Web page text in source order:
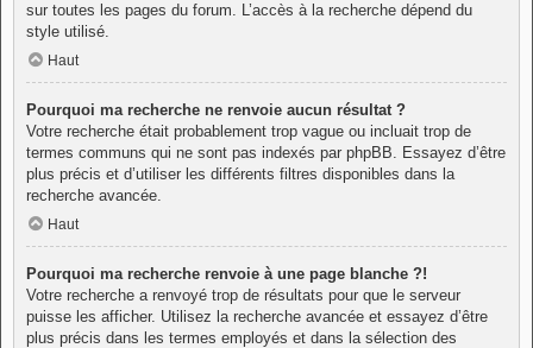
sur toutes les pages du forum. L’accès à la recherche dépend du
style utilisé.
Haut
Pourquoi ma recherche ne renvoie aucun résultat ?
Votre recherche était probablement trop vague ou incluait trop de
termes communs qui ne sont pas indexés par phpBB. Essayez d’être
plus précis et d’utiliser les différents filtres disponibles dans la
recherche avancée.
Haut
Pourquoi ma recherche renvoie à une page blanche ?!
Votre recherche a renvoyé trop de résultats pour que le serveur
puisse les afficher. Utilisez la recherche avancée et essayez d’être
plus précis dans les termes employés et dans la sélection des